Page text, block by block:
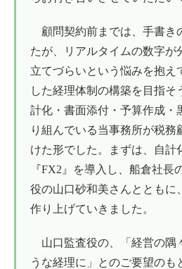
顧問契約前までは、手書き
たが、リアルタイムの数字が
立てづらいという悩みを抱え
した経理体制の構築を目指そ
計化・書面添付・予算作成・
り組んでいる当事務所が税務
けた形でした。まずは、自計
『FX2』を導入し、船倉社長
役の山口砂和美さんとともに
作り上げていきました。
山口監査役の、「経営の隅
うな経理に」とのご要望のも